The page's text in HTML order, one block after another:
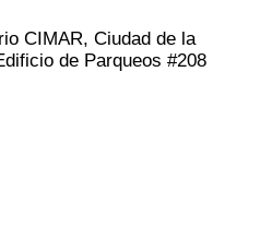
CIMAR, Ciudad de la
de Parqueos #208